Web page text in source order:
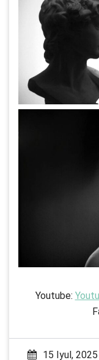
Youtube:
15 Iyul, 2025